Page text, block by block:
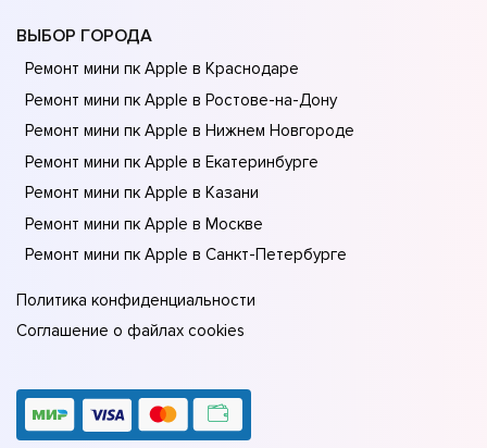
ВЫБОР ГОРОДА
Ремонт мини пк Apple в Краснодаре
Ремонт мини пк Apple в Ростове-на-Донy
Ремонт мини пк Apple в Нижнем Новгороде
Ремонт мини пк Apple в Екатеринбурге
Ремонт мини пк Apple в Казани
Ремонт мини пк Apple в Москве
Ремонт мини пк Apple в Санкт-Петербурге
Политика конфиденциальности
Соглашение о файлах cookies